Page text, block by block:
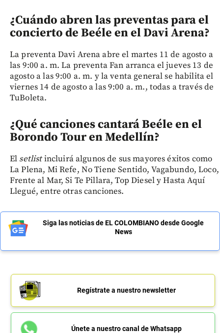
¿Cuándo abren las preventas para el
concierto de Beéle en el Davi Arena?
La preventa Davi Arena abre el martes 11 de agosto a
las 9:00 a. m. La preventa Fan arranca el jueves 13 de
agosto a las 9:00 a. m. y la venta general se habilita el
viernes 14 de agosto a las 9:00 a. m., todas a través de
TuBoleta.
¿Qué canciones cantará Beéle en el
Borondo Tour en Medellín?
El setlistincluirá algunos de sus mayores éxitos como
La Plena, Mi Refe, No Tiene Sentido, Vagabundo, Loco,
Frente al Mar, Si Te Pillara, Top Diesel y Hasta Aquí
Llegué, entre otras canciones.
Siga las noticias de EL COLOMBIANO desde Google
News
Regístrate a nuestro newsletter
Únete a nuestro canal de Whatsapp